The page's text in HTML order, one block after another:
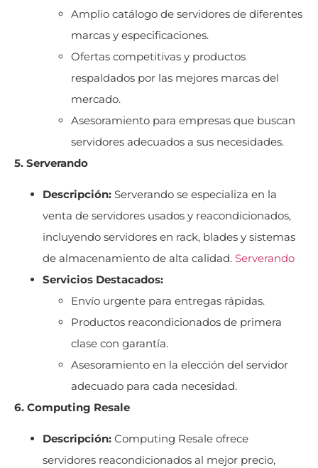
Amplio catálogo de servidores de diferentes
marcas y especificaciones.
Ofertas competitivas y productos
respaldados por las mejores marcas del
mercado.
Asesoramiento para empresas que buscan
servidores adecuados a sus necesidades.
5. Serverando
Descripción: Serverando se especializa en la
venta de servidores usados y reacondicionados,
incluyendo servidores en rack, blades y sistemas
de almacenamiento de alta calidad. Serverando
Servicios Destacados:
Envío urgente para entregas rápidas.
Productos reacondicionados de primera
clase con garantía.
Asesoramiento en la elección del servidor
adecuado para cada necesidad.
6. Computing Resale
Descripción: Computing Resale ofrece
servidores reacondicionados al mejor precio,